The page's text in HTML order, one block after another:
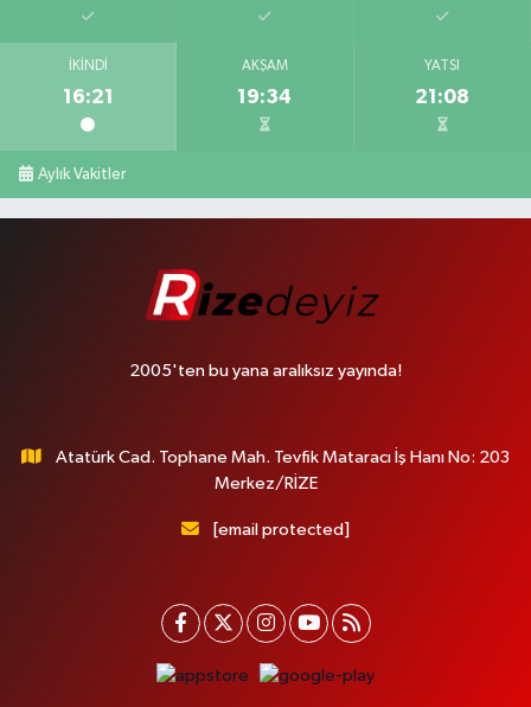
İKINDI
16:21
AKŞAM
19:34
YATSI
21:08
Aylık Vakitler
2005'ten bu yana aralıksız yayında!
Atatürk Cad. Tophane Mah. Tevfik Mataracı İş Hanı No: 203
Merkez/RİZE
[email protected]